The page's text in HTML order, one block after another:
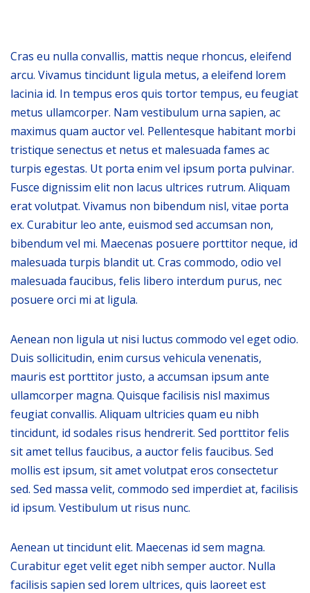
Cras eu nulla convallis, mattis neque rhoncus, eleifend
arcu. Vivamus tincidunt ligula metus, a eleifend lorem
lacinia id. In tempus eros quis tortor tempus, eu feugiat
metus ullamcorper. Nam vestibulum urna sapien, ac
maximus quam auctor vel. Pellentesque habitant morbi
tristique senectus et netus et malesuada fames ac
turpis egestas. Ut porta enim vel ipsum porta pulvinar.
Fusce dignissim elit non lacus ultrices rutrum. Aliquam
erat volutpat. Vivamus non bibendum nisl, vitae porta
ex. Curabitur leo ante, euismod sed accumsan non,
bibendum vel mi. Maecenas posuere porttitor neque, id
malesuada turpis blandit ut. Cras commodo, odio vel
malesuada faucibus, felis libero interdum purus, nec
posuere orci mi at ligula.
Aenean non ligula ut nisi luctus commodo vel eget odio.
Duis sollicitudin, enim cursus vehicula venenatis,
mauris est porttitor justo, a accumsan ipsum ante
ullamcorper magna. Quisque facilisis nisl maximus
feugiat convallis. Aliquam ultricies quam eu nibh
tincidunt, id sodales risus hendrerit. Sed porttitor felis
sit amet tellus faucibus, a auctor felis faucibus. Sed
mollis est ipsum, sit amet volutpat eros consectetur
sed. Sed massa velit, commodo sed imperdiet at, facilisis
id ipsum. Vestibulum ut risus nunc.
Aenean ut tincidunt elit. Maecenas id sem magna.
Curabitur eget velit eget nibh semper auctor. Nulla
facilisis sapien sed lorem ultrices, quis laoreet est